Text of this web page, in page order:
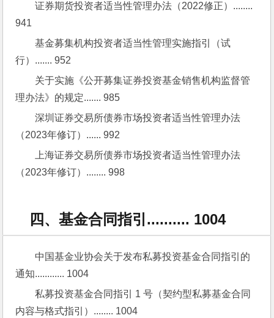
证券期货投资者适当性管理办法（2022修正）........
941
基金募集机构投资者适当性管理实施指引（试
行）....... 952
关于实施《公开募集证券投资基金销售机构监督管
理办法》的规定....... 985
深圳证券交易所债券市场投资者适当性管理办法
（2023年修订）...... 992
上海证券交易所债券市场投资者适当性管理办法
（2023年修订）........ 998
四、基金合同指引.......... 1004
中国基金业协会关于发布私募投资基金合同指引的
通知............ 1004
私募投资基金合同指引 1 号（契约型私募基金合同
内容与格式指引）........ 1004